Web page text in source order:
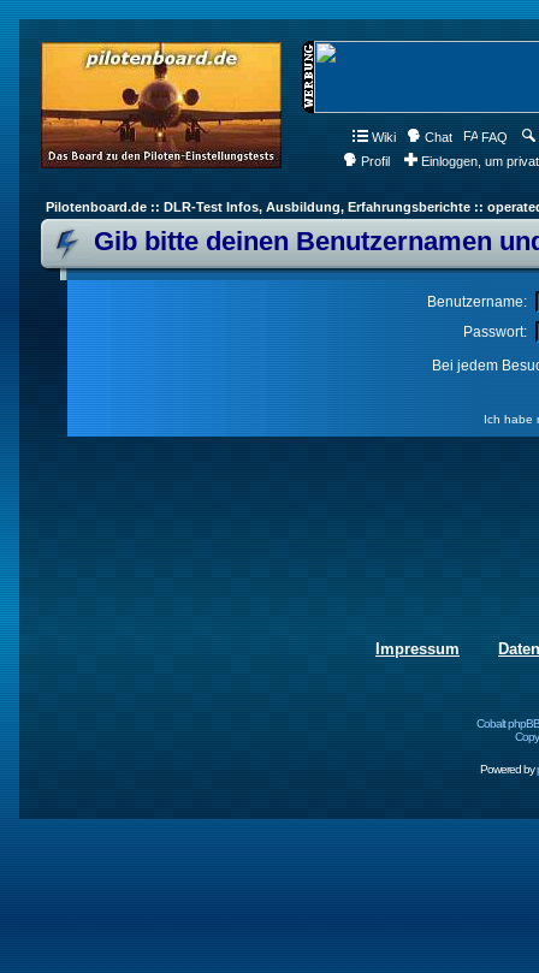
Wiki Chat FAQ
Profil
Einloggen, um
Pilotenboard.de :: DLR-Test Infos, Ausbildung, Erfahrungsberichte ::
Gib bitte deinen Benutzernamen
Benutzername:
Passwort:
Bei jedem
Ich habe
Impressum
Cobalt
Powered by